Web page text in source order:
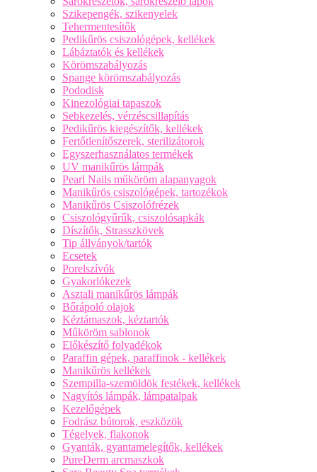
Szikepengék, szikenyelek
Tehermentesítők
Pedikűrös csiszológépek, kellékek
Lábáztatók és kellékek
Körömszabályozás
Spange körömszabályozás
Pododisk
Kinezológiai tapaszok
Sebkezelés, vérzéscsillapítás
Pedikűrös kiegészítők, kellékek
Fertőtlenítőszerek, sterilizátorok
Egyszerhasználatos termékek
UV manikűrös lámpák
Pearl Nails műköröm alapanyagok
Manikűrös csiszológépek, tartozékok
Manikűrös Csiszolófrézek
Csiszológyűrűk, csiszolósapkák
Díszítők, Strasszkövek
Tip állványok/tartók
Ecsetek
Porelszívók
Gyakorlókezek
Asztali manikűrös lámpák
Bőrápoló olajok
Kéztámaszok, kéztartók
Műköröm sablonok
Előkészítő folyadékok
Paraffin gépek, paraffinok - kellékek
Manikűrös kellékek
Szempilla-szemöldök festékek, kellékek
Nagyítós lámpák, lámpatalpak
Kezelőgépek
Fodrász bútorok, eszközök
Tégelyek, flakonok
Gyanták, gyantamelegítők, kellékek
PureDerm arcmaszkok